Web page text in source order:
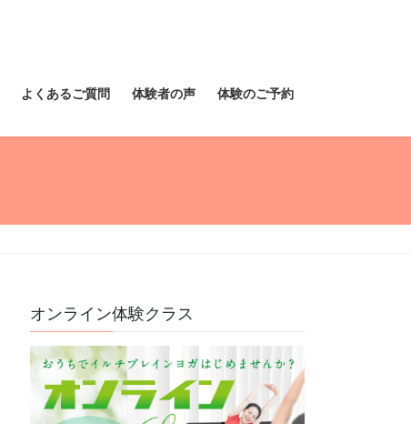
よくあるご質問 体験者の声 体験のご予約
オンライン体験クラス